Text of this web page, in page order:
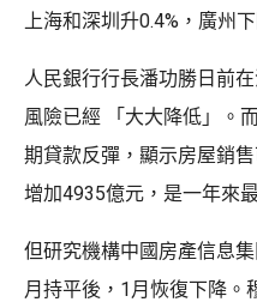
上海和深圳升0.4%，廣州
人民銀行行長潘功勝日前
風險已經 「大大降低」。
期貸款反彈，顯示房屋銷
增加4935億元，是一年來
但研究機構中國房產信息
月持平後，1月恢復下降。